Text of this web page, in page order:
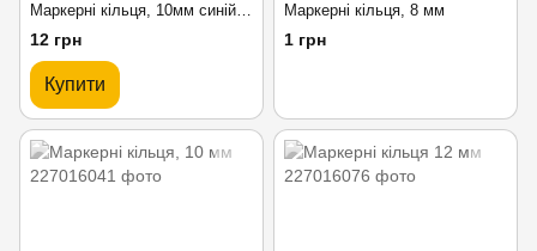
Маркерні кільця, 10мм синій (10шт)
12 грн
Купити
Маркерні кільця, 8 мм
1 грн